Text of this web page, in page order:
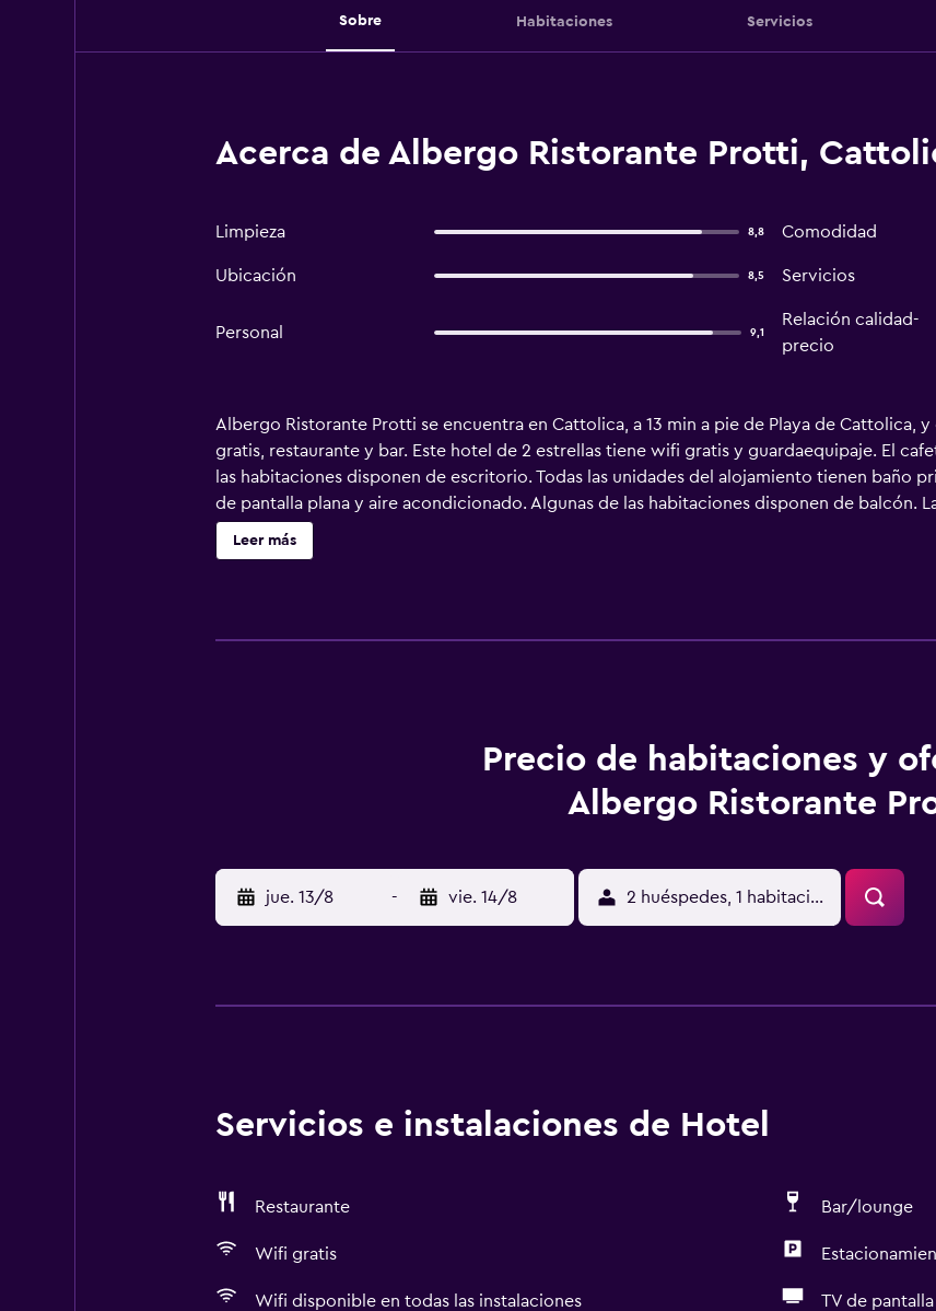
Sobre Habitaciones Servicios
Acerca de Albergo Ristorante Protti,
Limpieza 8,8 Comodidad
Ubicación 8,5 Servicios
Personal 9,1
Relación calidad-
precio
Albergo Ristorante Protti se encuentra en Cattolica, a 13 min a pie de Playa de Cattolica,
gratis, restaurante y bar. Este hotel de 2 estrellas tiene wifi gratis y guardaequipaje. El
las habitaciones disponen de escritorio. Todas las unidades del alojamiento tienen baño
de pantalla plana y aire acondicionado. Algunas de las habitaciones disponen de balcón.
Albergo Ristorante Protti se sirve un desayuno buffet. Viale Ceccarini está a 7,8 km del
(Aeropuerto internacional Federico Fellini) está a 11 km.
Leer más
Precio de habitaciones y
Albergo Ristorante
jue. 13/8 - vie. 14/8 2 huéspedes, 1 habitación
Servicios e instalaciones de Hotel
Restaurante Bar/lounge
Wifi gratis
Wifi disponible en todas las instalaciones TV de